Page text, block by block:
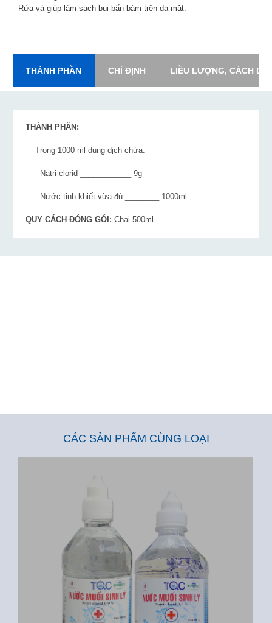
- Rửa và giúp làm sạch bụi bẩn bám trên da mặt.
THÀNH PHẦN CHỈ ĐỊNH LIỀU LƯỢNG, CÁCH
THÀNH PHẦN:
Trong 1000 ml dung dịch chứa:
- Natri clorid ____________ 9g
- Nước tinh khiết vừa đủ ________ 1000ml
QUY CÁCH ĐÓNG GÓI: Chai 500ml.
CÁC SẢN PHẨM CÙNG LOẠI